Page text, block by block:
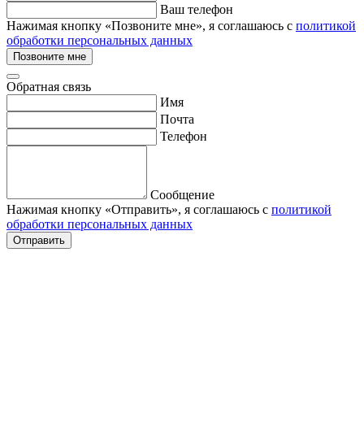
Ваш телефон
Нажимая кнопку «Позвоните мне», я соглашаюсь с политикой
обработки персональных данных
Позвоните мне
Обратная связь
Имя
Почта
Телефон
Сообщение
Нажимая кнопку «Отправить», я соглашаюсь с политикой
обработки персональных данных
Отправить